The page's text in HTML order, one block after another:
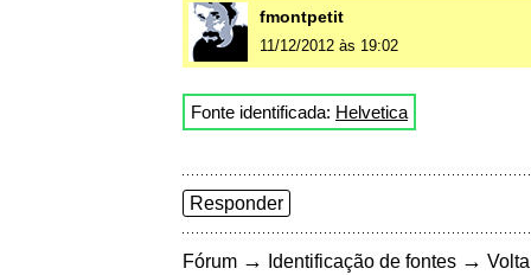
fmontpetit
11/12/2012 às 19:02
Fonte identificada: Helvetica
Responder
Fórum → Identificação de fontes →